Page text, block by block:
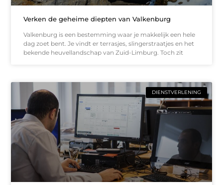
Verken de geheime diepten van Valkenburg
Valkenburg is een bestemming waar je makkelijk een hele
dag zoet bent. Je vindt er terrasjes, slingerstraatjes en het
bekende heuvellandschap van Zuid-Limburg. Toch zit
DIENSTVERLENING